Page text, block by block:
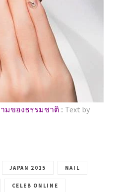
มของธรรมชาติ :: Text by
JAPAN 2015 NAIL
CELEB ONLINE